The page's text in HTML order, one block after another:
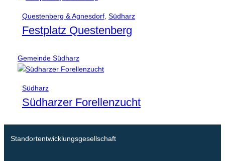
Questenberg & Agnesdorf, Südharz
Festplatz Questenberg
Gemeinde Südharz
Südharz
Südharzer Forellenzucht
Standortentwicklungsgesellschaft